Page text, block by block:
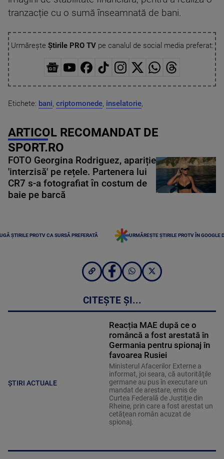
tranzacție cu o sumă înseamnată de bani.
Urmărește Știrile PRO TVpe canalul de social media preferat:
Etichete: bani, criptomonede, inselatorie,
ARTICOL RECOMANDAT DE
SPORT.RO
FOTO Georgina Rodriguez, apariție
'interzisă' pe rețele. Partenera lui
CR7 s-a fotografiat în costum de
baie pe barcă
ȘTIRILE PROTV CA SURSĂ PREFERATĂ URMĂREȘTE ȘTIRILE PROTV ÎN GOOGLE
CITEȘTE ȘI...
ȘTIRI ACTUALE
Reacția MAE după ce o
româncă a fost arestată în
Germania pentru spionaj în
favoarea Rusiei
Ministerul Afacerilor Externe a
informat, joi seara, că autorităţile
germane au pus în executare un
mandat de arestare, emis de
Curtea Federală de Justiţie din
Rheine, prin care a fost arestat un
cetăţean român acuzat de
spionaj.